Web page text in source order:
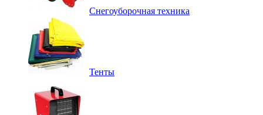
Снегоуборочная техника
Тенты